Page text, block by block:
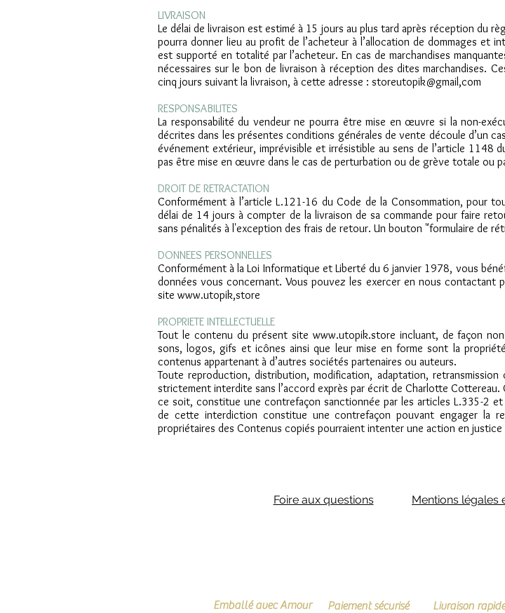
LIVRAISON
Le délai de livraison est estimé à 15 jours au plus tard après réception du
pourra donner lieu au profit de l’acheteur à l’allocation de dommages et
est supporté en totalité par l’acheteur. En cas de marchandises
nécessaires sur le bon de livraison à réception des dites marchandises.
cinq jours suivant la livraison, à cette adresse : storeutopik@gmail,com
RESPONSABILITES
La responsabilité du vendeur ne pourra être mise en œuvre si la non-
décrites dans les présentes conditions générales de vente découle d’un
événement extérieur, imprévisible et irrésistible au sens de l’article 1148
pas être mise en œuvre dans le cas de perturbation ou de grève totale ou
DROIT DE RETRACTATION
Conformément à l’article L.121-16 du Code de la Consommation, pour
délai de 14 jours à compter de la livraison de sa commande pour faire
sans pénalités à l'exception des frais de retour. Un bouton "formulaire de
DONNEES PERSONNELLES
Conformément à la Loi Informatique et Liberté du 6 janvier 1978, vous
données vous concernant. Vous pouvez les exercer en nous contactant
site www.utopik,store
PROPRIETE INTELLECTUELLE
Tout le contenu du présent site www.utopik.store incluant, de façon
sons, logos, gifs et icônes ainsi que leur mise en forme sont la
contenus appartenant à d’autres sociétés partenaires ou auteurs.
Toute reproduction, distribution, modification, adaptation,
strictement interdite sans l’accord exprès par écrit de Charlotte
ce soit, constitue une contrefaçon sanctionnée par les articles L.335-2
de cette interdiction constitue une contrefaçon pouvant engager la
propriétaires des Contenus copiés pourraient intenter une action en
Foire aux questions Mentions légales
Emballé avec Amour Paiement sécurisé Livraison rapide